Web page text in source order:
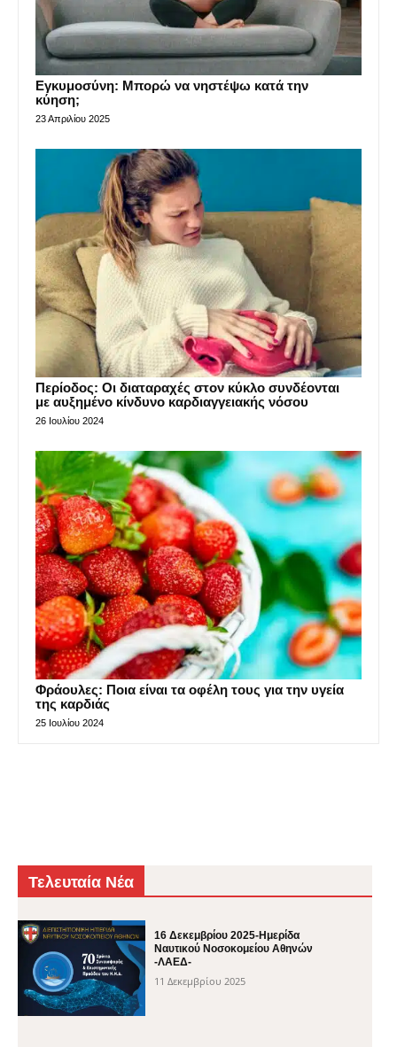
Εγκυμοσύνη: Μπορώ να νηστέψω κατά την
κύηση;
23 Απριλίου 2025
Περίοδος: Οι διαταραχές στον κύκλο συνδέονται
με αυξημένο κίνδυνο καρδιαγγειακής νόσου
26 Ιουλίου 2024
Φράουλες: Ποια είναι τα οφέλη τους για την υγεία
της καρδιάς
25 Ιουλίου 2024
Τελευταία Νέα
16 Δεκεμβρίου 2025-Ημερίδα
Ναυτικού Νοσοκομείου Αθηνών
-ΛΑΕΔ-
11 Δεκεμβρίου 2025